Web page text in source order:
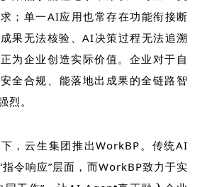
；单一AI应用也常存在功能衔接断
果无法核验、AI决策过程无法追溯
为企业创造实际价值。企业对于自
全合规、能落地出成果的全链路智
烈。
，云生集团推出WorkBP。传统AI
令响应”层面，而WorkBP致力于实